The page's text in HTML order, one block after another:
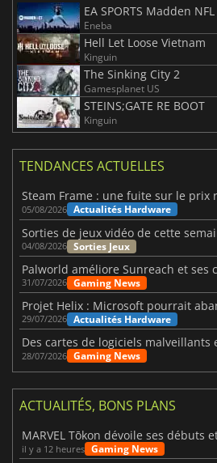
EA SPORTS Madden
Eneba
Hell Let Loose Vietnam
Kinguin
The Sinking City 2
Gamesplanet US
STEINS;GATE RE BOOT
Kinguin
TENDANCES ACTUELLES
05/08/2026 Actualités Hardware
04/08/2026 Sorties Jeux
Palworld améliore Sunreach et ses
31/07/2026 Gaming News
Projet Helix : Microsoft pourrait
29/07/2026 Actualités Hardware
28/07/2026 Gaming News
ACTUALITÉS, BONS PLANS
il y a 12 heures Gaming News